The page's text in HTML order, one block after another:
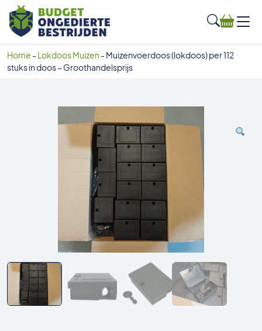
Home - Lokdoos Muizen - Muizenvoerdoos (lokdoos) per 112
stuks in doos – Groothandelsprijs